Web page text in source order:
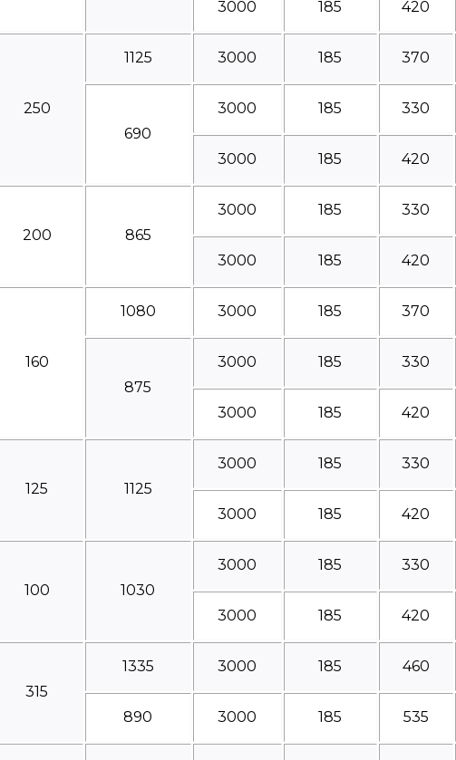
3000 185 420
250
1125 3000 185 370
690
3000 185 330
3000 185 420
200 865
3000 185 330
3000 185 420
160
1080 3000 185 370
875
3000 185 330
3000 185 420
125 1125
3000 185 330
3000 185 420
100 1030
3000 185 330
3000 185 420
315
1335 3000 185 460
890 3000 185 535